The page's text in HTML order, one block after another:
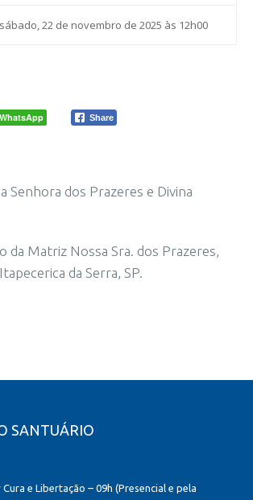
sábado, 22 de novembro de 2025 às 12h00
WhatsApp Share
Senhora dos Prazeres e Divina
da Matriz Nossa Sra. dos Prazeres,
da Serra, SP.
SANTUÁRIO
e Libertação – 09h (Presencial e pela